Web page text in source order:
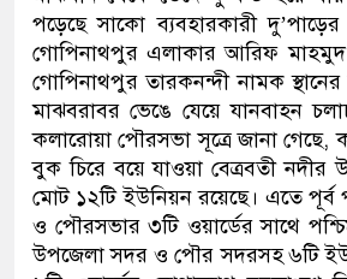
পড়েছে সাকো ব্যবহারকারী দু’পাড়ের
গোপিনাথপুর এলাকার আরিফ
গোপিনাথপুর তারকনন্দী নামক
মাঝবরাবর ভেঙে যেয়ে যানবাহন
কলারোয়া পৌরসভা সূত্রে জানা গেছে,
বুক চিরে বয়ে যাওয়া বেত্রবতী নদীর
মোট ১২টি ইউনিয়ন রয়েছে। এতে পূর্ব
ও পৌরসভার ৩টি ওয়ার্ডের সাথে
উপজেলা সদর ও পৌর সদরসহ ৬টি